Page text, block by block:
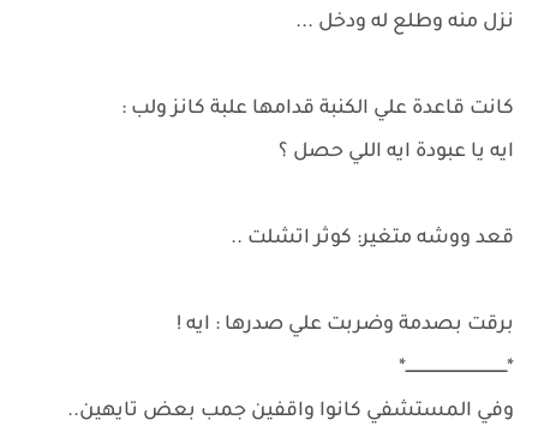
نزل منه وطلع له ودخل ...
كانت قاعدة علي الكنبة قدامها علبة كانز ولب :
ايه يا عبودة ايه اللي حصل ؟
قعد ووشه متغير: كوثر اتشلت ..
برقت بصدمة وضربت علي صدرها : ايه !
*ــــــــــــــــــــــــــــــــــــــــــ*
وفي المستشفي كانوا واقفين جمب بعض تايهين..